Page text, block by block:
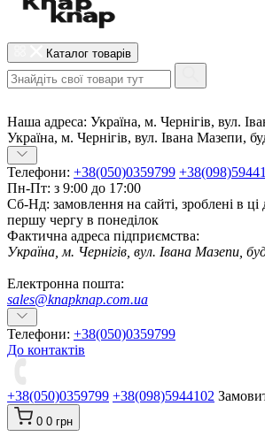
Каталог товарів
Наша адреса: Україна, м. Чернігів, вул.
Україна, м. Чернігів, вул. Івана Мазепи,
Телефони: +38(050)0359799
Пн-Пт: з 9:00 до 17:00
Сб-Нд: замовлення на сайті, зроблені в ці
першу чергу в понеділок
Фактична адреса підприємства:
Україна, м. Чернігів, вул. Івана Мазепи,
Електронна пошта:
sales@knapknap.com.ua
Телефони: +38(050)0359799
До контактів
+38(050)0359799 +38(098)5944102
0 0 грн